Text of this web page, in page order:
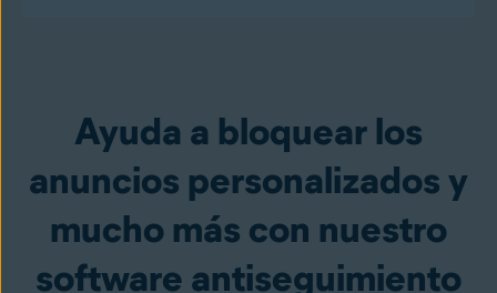
Ayuda a bloquear los
anuncios personalizados y
mucho más con nuestro
software antiseguimiento